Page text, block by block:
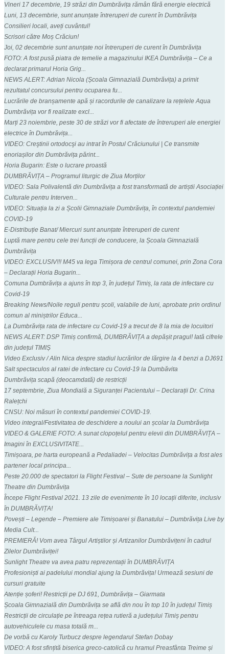
Vineri 17 decembrie, 19 străzi din Dumbrăvița rămân fără energie electrică
Luni, 13 decembrie, sunt anunțate întreruperi de curent în Dumbrăvița
Consilieri locali, aveți cuvântul!
Scrisori către Moș Crăciun!
Joi, 02 decembrie sunt anunțate noi întreruperi de curent în Dumbrăvița
FOTO: A fost pusă piatra de temelie a magazinului IKEA Dumbrăvița – Ce a
declarat primarul Horia Grig...
NEWS ALERT: Adrian Nicola (Școala Gimnazială Dumbrăvița) a primit
rezultatul concursului pentru ocuparea fu...
Lucrările de branșamente apă și racordurile de canalizare la rețelele Aqua
Dumbrăvița vor fi realizate excl...
Marți 23 noiembrie, peste 30 de străzi vor fi afectate de întreruperi ale energiei
electrice în Dumbrăvița...
VIDEO: Creştinii ortodocşi au intrat în Postul Crăciunului | Ce transmite
enoriașilor din Dumbrăvița părint...
Horia Bugarin: Este o lucrare proastă
DUMBRĂVIȚA – Programul liturgic de Ziua Morților
VIDEO: Sala Polivalentă din Dumbrăvița a fost transformată de artiștii Asociației
Culturale pentru Interven...
VIDEO: Situația la zi a Școlii Gimnaziale Dumbrăvița, în contextul pandemiei
COVID-19
E-Distribuție Banat/ Miercuri sunt anunțate întreruperi de curent
Luptă mare pentru cele trei funcții de conducere, la Școala Gimnazială
Dumbrăvița
VIDEO: EXCLUSIV!!! M45 va lega Timișora de centrul comunei, prin Zona Cora
– Declarații Horia Bugarin...
Comuna Dumbrăvița a ajuns în top 3, în județul Timiș, la rata de infectare cu
Covid-19
Breaking News/Noile reguli pentru școli, valabile de luni, aprobate prin ordinul
comun al miniștrilor Educa...
La Dumbrăvița rata de infectare cu Covid-19 a trecut de 8 la mia de locuitori
NEWS ALERT: DSP Timiș confirmă, DUMBRĂVIȚA a depășit pragul! Iată cifrele
din județul TIMIȘ
Video Exclusiv / Alin Nica despre stadiul lucrărilor de lărgire la 4 benzi a DJ691
Salt spectaculos al ratei de infectare cu Covid-19 la Dumbăvita
Dumbrăvița scapă (deocamdată) de restricții
17 septembrie, Ziua Mondială a Siguranței Pacientului – Declarații Dr. Crina
Ralețchi
CNSU: Noi măsuri în contextul pandemiei COVID-19.
Video integral/Festivitatea de deschidere a noului an școlar la Dumbrăvița
VIDEO & GALERIE FOTO: A sunat clopoțelul pentru elevii din DUMBRĂVIȚA –
Imagini în EXCLUSIVITATE...
Timișoara, pe harta europeană a Pedaliadei – Velocitas Dumbrăvița a fost ales
partener local principa...
Peste 20.000 de spectatori la Flight Festival – Sute de persoane la Sunlight
Theatre din Dumbrăvița
Începe Flight Festival 2021. 13 zile de evenimente în 10 locații diferite, inclusiv
în DUMBRĂVIȚA!
Povești – Legende – Premiere ale Timișoarei și Banatului – Dumbrăvița Live by
Media Cult...
PREMIERĂ! Vom avea Târgul Artiștilor și Artizanilor Dumbrăvițeni în cadrul
Zilelor Dumbrăviței!
Sunlight Theatre va avea patru reprezentații în DUMBRĂVIȚA
Profesioniști ai padelului mondial ajung la Dumbrăvița! Urmează sesiuni de
cursuri gratuite
Atenție șoferi! Restricții pe DJ 691, Dumbrăvița – Giarmata
Școala Gimnazială din Dumbrăvița se află din nou în top 10 în județul Timiș
Restricții de circulație pe întreaga rețea rutieră a județului Timiș pentru
autovehiculele cu masa totală m...
De vorbă cu Karoly Turbucz despre legendarul Stefan Dobay
VIDEO: A fost sfințită biserica greco-catolică cu hramul Preasfânta Treime și